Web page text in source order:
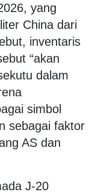
yang
China dari
inventaris
“akan
dalam
simbol
sebagai faktor
AS dan
J-20